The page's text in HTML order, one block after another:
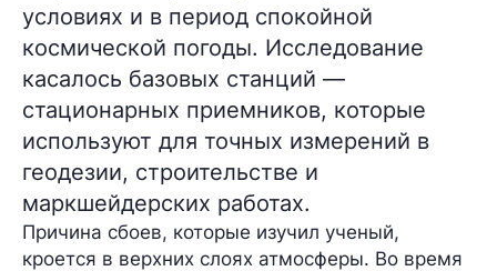
условиях и в период спокойной
космической погоды. Исследование
касалось базовых станций —
стационарных приемников, которые
используют для точных измерений в
геодезии, строительстве и
маркшейдерских работах.
Причина сбоев, которые изучил ученый,
кроется в верхних слоях атмосферы. Во время